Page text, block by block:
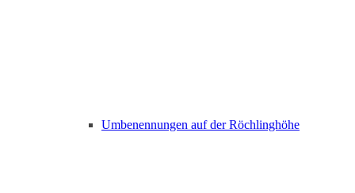
Umbenennungen auf der Röchlinghöhe